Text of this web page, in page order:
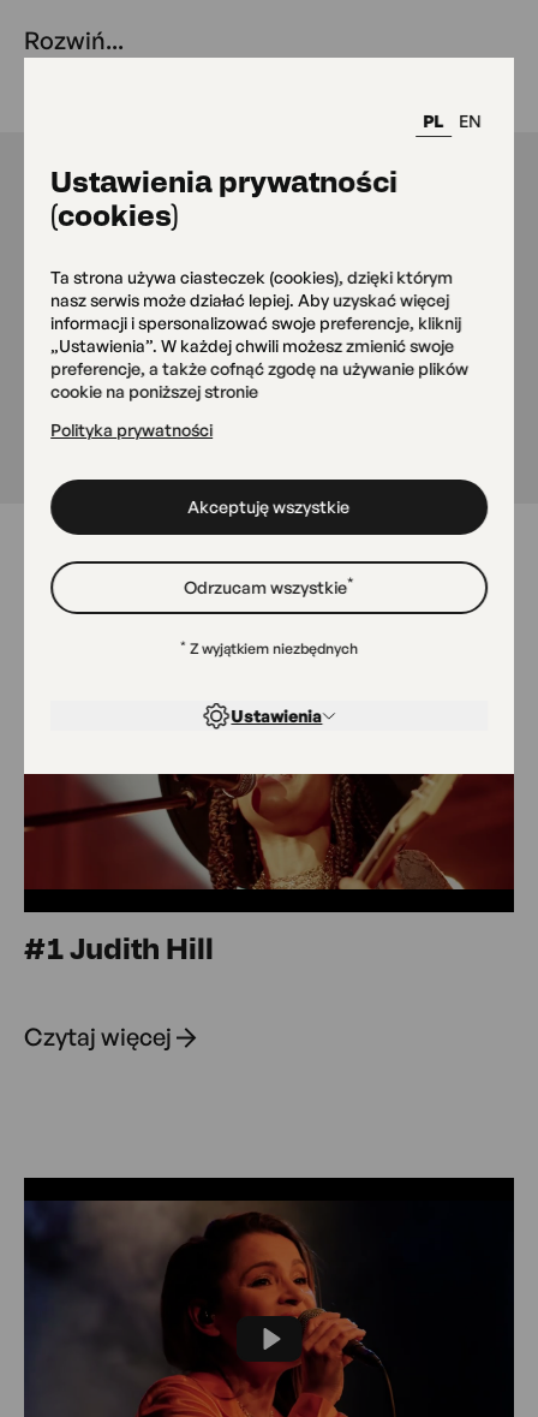
PL EN
Ustawienia prywatności
(cookies)
Ta strona używa ciasteczek (cookies), dzięki którym
nasz serwis może działać lepiej. Aby uzyskać więcej
informacji i spersonalizować swoje preferencje, kliknij
„Ustawienia”. W każdej chwili możesz zmienić swoje
preferencje, a także cofnąć zgodę na używanie plików
cookie na poniższej stronie
Polityka prywatności
Akceptuję wszystkie
Odrzucam wszystkie*
Ustawienia
* Z wyjątkiem niezbędnych
Rozwiń...
8 Kobiet
Ochoty prezentujący najciekawsze
zjawiska kobiecej sceny muzycznej
w Polsce i zagranicą. 8 artystek. 8
muzycznych wrażliwości. 8
koncertów. Nieskończona dawka
dobrej muzyki.
#1 Judith Hill
Czytaj więcej
Play